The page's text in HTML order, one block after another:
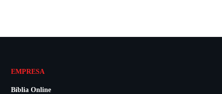
EMPRESA
Bíblia Online